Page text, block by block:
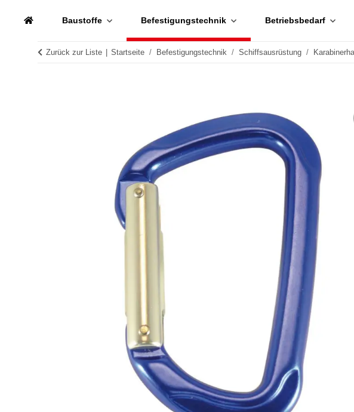
Baustoffe Befestigungstechnik Betriebsbedarf
Zurück zur Liste Startseite Befestigungstechnik Schiffsausrüstung